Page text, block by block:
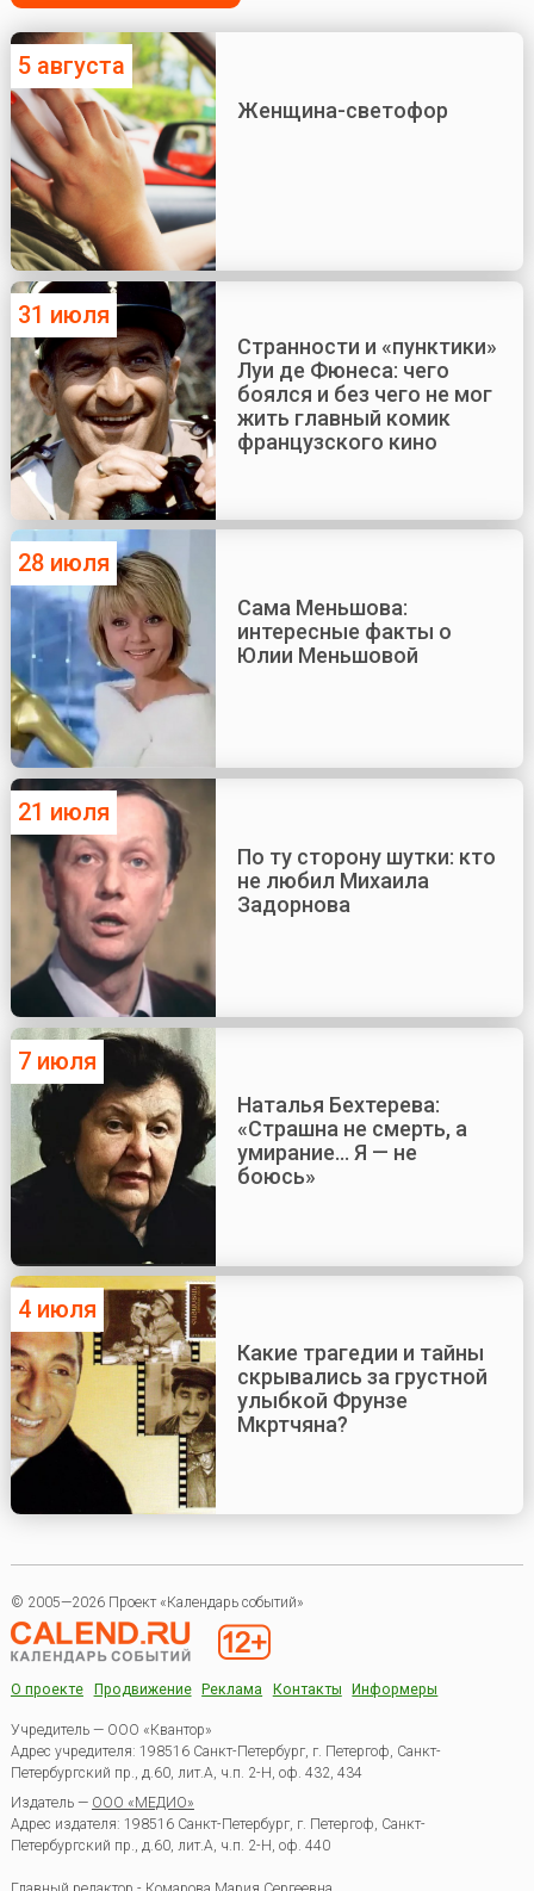
5 августа
Женщина-светофор
31 июля
Странности и «пунктики»
Луи де Фюнеса: чего
боялся и без чего не мог
жить главный комик
французского кино
28 июля
Сама Меньшова:
интересные факты о
Юлии Меньшовой
21 июля
По ту сторону шутки: кто
не любил Михаила
Задорнова
7 июля
Наталья Бехтерева:
«Страшна не смерть, а
умирание... Я — не
боюсь»
4 июля
Какие трагедии и тайны
скрывались за грустной
улыбкой Фрунзе
Мкртчяна?
© 2005—2026 Проект «Календарь событий»
О проекте Продвижение Реклама Контакты Информеры
Учредитель — ООО «Квантор»
Адрес учредителя: 198516 Санкт-Петербург, г. Петергоф, Санкт-
Петербургский пр., д.60, лит.А, ч.п. 2-Н, оф. 432, 434
Издатель — ООО «МЕДИО»
Адрес издателя: 198516 Санкт-Петербург, г. Петергоф, Санкт-
Петербургский пр., д.60, лит.А, ч.п. 2-Н, оф. 440